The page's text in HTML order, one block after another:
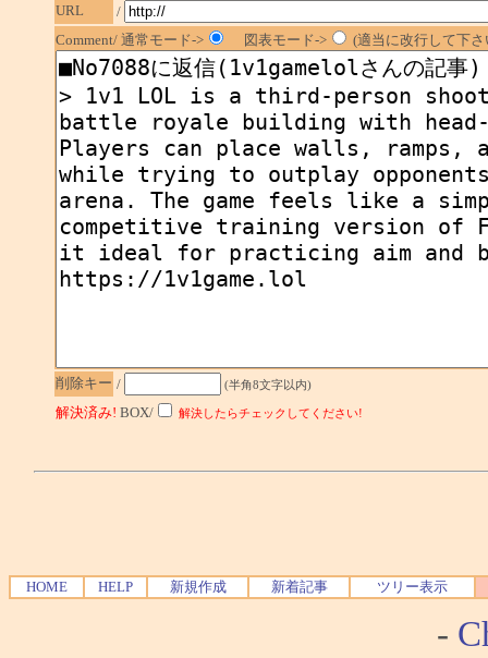
URL
/
Comment/ 通常モード->
図表モード-> (適当に改行して下
削除キー / (半角8文字以内)
解決済み! BOX/ 解決したらチェックしてください!
HOME HELP 新規作成 新着記事 ツリー表示
-